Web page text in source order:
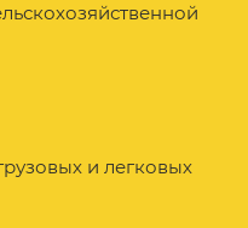
и легковых